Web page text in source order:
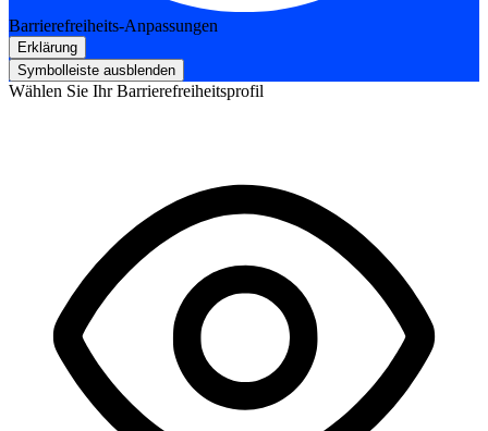
Barrierefreiheits-Anpassungen
Erklärung
Symbolleiste ausblenden
Wählen Sie Ihr Barrierefreiheitsprofil